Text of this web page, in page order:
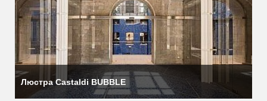
Люстра Castaldi BUBBLE